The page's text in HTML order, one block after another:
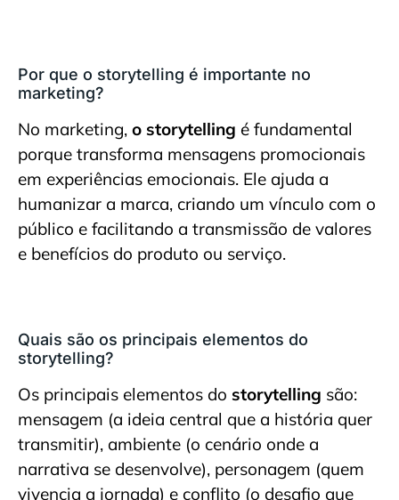
Por que o storytelling é importante no
marketing?
No marketing, o storytelling é fundamental
porque transforma mensagens promocionais
em experiências emocionais. Ele ajuda a
humanizar a marca, criando um vínculo com o
público e facilitando a transmissão de valores
e benefícios do produto ou serviço.
Quais são os principais elementos do
storytelling?
Os principais elementos do storytelling são:
mensagem (a ideia central que a história quer
transmitir), ambiente (o cenário onde a
narrativa se desenvolve), personagem (quem
vivencia a jornada) e conflito (o desafio que